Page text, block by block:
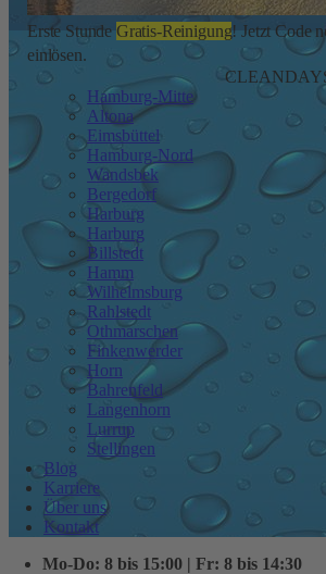
Erste Stunde Gratis-Reinigung! Jetzt Code
einlösen.
Hamburg-Mitte
Altona
Eimsbüttel
Hamburg-Nord
Wandsbek
Bergedorf
Harburg
Harburg
Billstedt
Hamm
Wilhelmsburg
Rahlstedt
Othmarschen
Finkenwerder
Horn
Bahrenfeld
Langenhorn
Lurrup
Stellingen
Blog
Karriere
Über uns
Kontakt
Mo-Do: 8 bis 15:00 | Fr: 8 bis 14:30